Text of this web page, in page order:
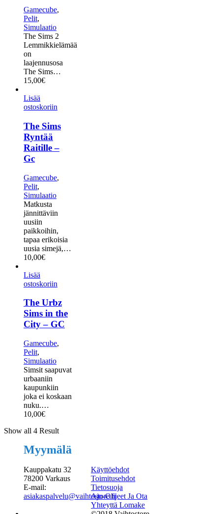
Gamecube,
Pelit,
Simulaatio
The Sims 2
Lemmikkielämää
on
laajennusosa
The Sims…
15,00€
Lisää
ostoskoriin
The Sims
Ryntää
Raitille –
Gc
Gamecube,
Pelit,
Simulaatio
Matkusta
jännittäviin
uusiin
paikkoihin,
tapaa erikoisia
uusia simejä,…
10,00€
Lisää
ostoskoriin
The Urbz
Sims in the
City – GC
Gamecube,
Pelit,
Simulaatio
Simsit saapuvat
urbaaniin
kaupunkiin
joka ei koskaan
nuku.…
10,00€
Show all 4 Result
Myymälä
Kauppakatu 32
78200 Varkaus
E-mail:
asiakaspalvelu@vaihtostore.fi
Käyttöehdot
Toimitusehdot
Tietosuoja
Ajo-Ohjeet Ja Ota
Yhteyttä Lomake